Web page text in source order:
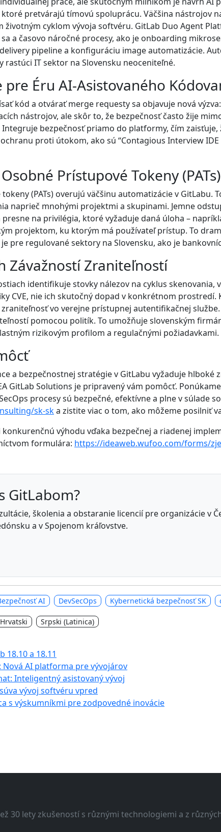
pretvárajú tímovú spoluprácu. Väčšina nástrojov
cyklom vývoja softvéru. GitLab Duo Agent
a časovo náročné procesy, ako je onboarding
pipeline a konfiguráciu image automatizácie.
rastúci IT sektor na Slovensku neoceniteľné.
Éru AI-Asistovaného
kód a otvárať merge requesty sa objavuje nová
nástrojov, ale skôr to, že bezpečnosť často žije
bezpečnosť priamo do platformy, čím
proti útokom, ako sú “Contagious Interview
Prístupové Tokeny (PATs)
(PATs) overujú väčšinu automatizácie v GitLabu.
naprieč mnohými projektmi a skupinami. Jemne
na privilégia, ktoré vyžaduje daná úloha –
projektom, ku ktorým má používateľ prístup. To
pre regulované sektory na Slovensku, ako je
Závažností Zraniteľností
identifikuje stovky nálezov na cyklus skenovania,
CVE, nie ich skutočný dopad v konkrétnom
vo verejne prístupnej autentifikačnej
pomocou politík. To umožňuje slovenským
rizikovým profilom a regulačnými požiadavkami.
a bezpečnostnej stratégie v GitLabu vyžaduje
GitLab Solutions je pripravený vám pomôcť.
procesy sú bezpečné, efektívne a plne v súlade
sk-ska zistite viac o tom, ako môžeme posilniť
výhodu vďaka bezpečnej a riadenej
formulára: https://ideaweb.wufoo.com/forms/
GitLabom?
školenia a obstaranie licencií pre organizácie v
a v Spojenom kráľovstve.
AI DevSecOps Kybernetická bezpečnosť SK
Hrvatski Srpski (Latinica)
18.10 a 18.11
AI platforma pre vývojárov
Inteligentný asistovaný vývoj
vývoj softvéru vpred
s výskumníkmi pre zodpovedné inovácie
30 lety zkušeností s různými technologiemi a z